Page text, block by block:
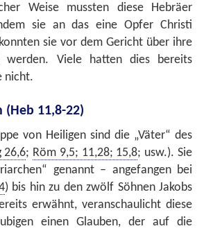
Weise mussten diese Hebräer
sie an das eine Opfer Christi
sie vor dem Gericht über ihre
werden. Viele hatten dies bereits
nicht.
(Heb 11,8-22)
von Heiligen sind die „Väter“ des
26,6; Röm 9,5; 11,28; 15,8; usw.). Sie
genannt – angefangen bei
) bis hin zu den zwölf Söhnen Jakobs
erwähnt, veranschaulicht diese
einen Glauben, der auf die